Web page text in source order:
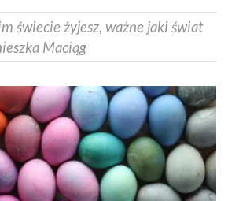
świecie żyjesz, ważne jaki świat
Maciąg